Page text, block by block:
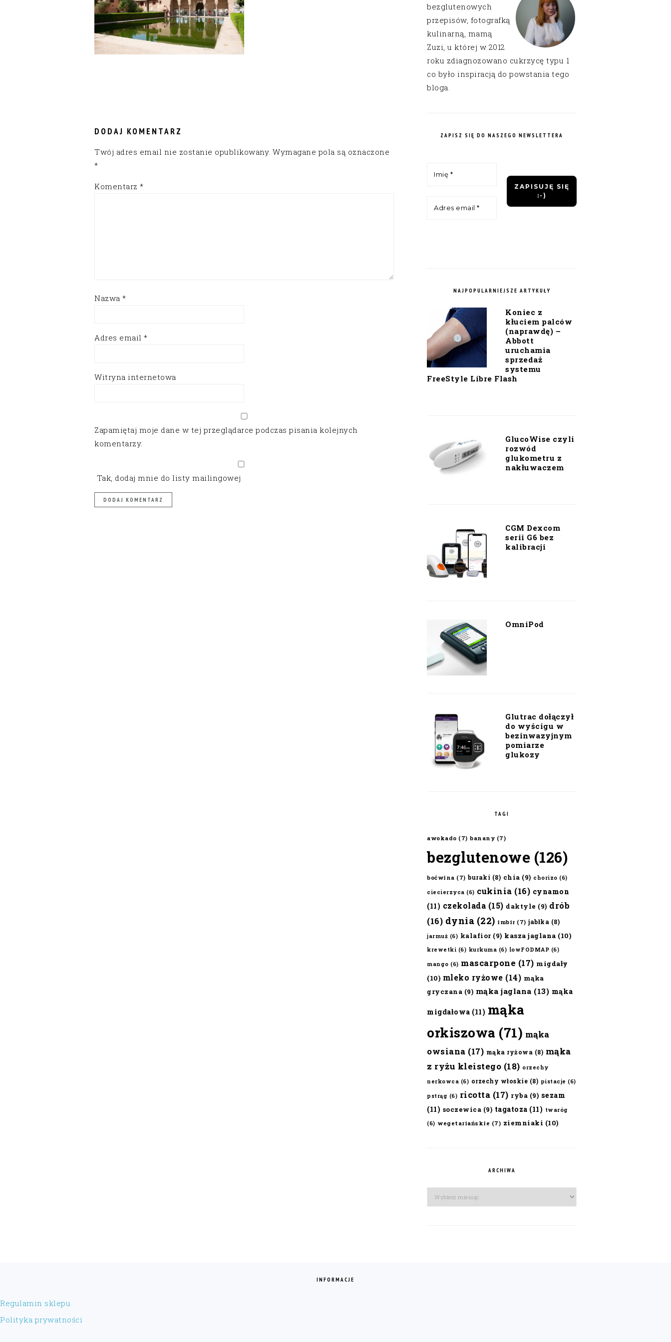
DODAJ KOMENTARZ
Twój adres email nie zostanie opublikowany. Wymagane pola są oznaczone
*
Komentarz *
Nazwa *
Adres email *
Witryna internetowa
Zapamiętaj moje dane w tej przeglądarce podczas pisania kolejnych
komentarzy.
Tak, dodaj mnie do listy mailingowej
bezglutenowych
przepisów, fotografką
kulinarną, mamą
Zuzi, u której w 2012
roku zdiagnozowano cukrzycę typu 1
co było inspiracją do powstania tego
bloga.
ZAPISZ SIĘ DO NASZEGO NEWSLETTERA
NAJPOPULARNIEJSZE ARTYKUŁY
Koniec z
kłuciem palców
(naprawdę) –
Abbott
uruchamia
sprzedaż
systemu
FreeStyle Libre Flash
GlucoWise czyli
rozwód
glukometru z
nakłuwaczem
CGM Dexcom
serii G6 bez
kalibracji
OmniPod
Glutrac dołączył
do wyścigu w
bezinwazyjnym
pomiarze
glukozy
TAGI
awokado (7) banany (7)
bezglutenowe (126)
boćwina (7) buraki (8) chia (9) chorizo (6)
ciecierzyca (6) cukinia (16) cynamon
(11) czekolada (15) daktyle (9) drób
(16) dynia (22) imbir (7) jabłka (8)
jarmuż (6) kalafior(9) kasza jaglana (10)
krewetki (6) kurkuma (6) lowFODMAP (6)
mango (6) mascarpone (17) migdały
(10) mleko ryżowe (14) mąka
gryczana (9) mąka jaglana (13) mąka
migdałowa (11) mąka
orkiszowa (71) mąka
owsiana (17) mąka ryżowa (8) mąka
z ryżu kleistego (18) orzechy
nerkowca (6) orzechy włoskie (8) pistacje (6)
pstrąg (6) ricotta (17) ryba (9) sezam
(11) soczewica (9) tagatoza (11) twaróg
(6) wegetariańskie (7) ziemniaki (10)
ARCHIWA
Archiwa
INFORMACJE
Regulamin sklepu
Polityka prywatności